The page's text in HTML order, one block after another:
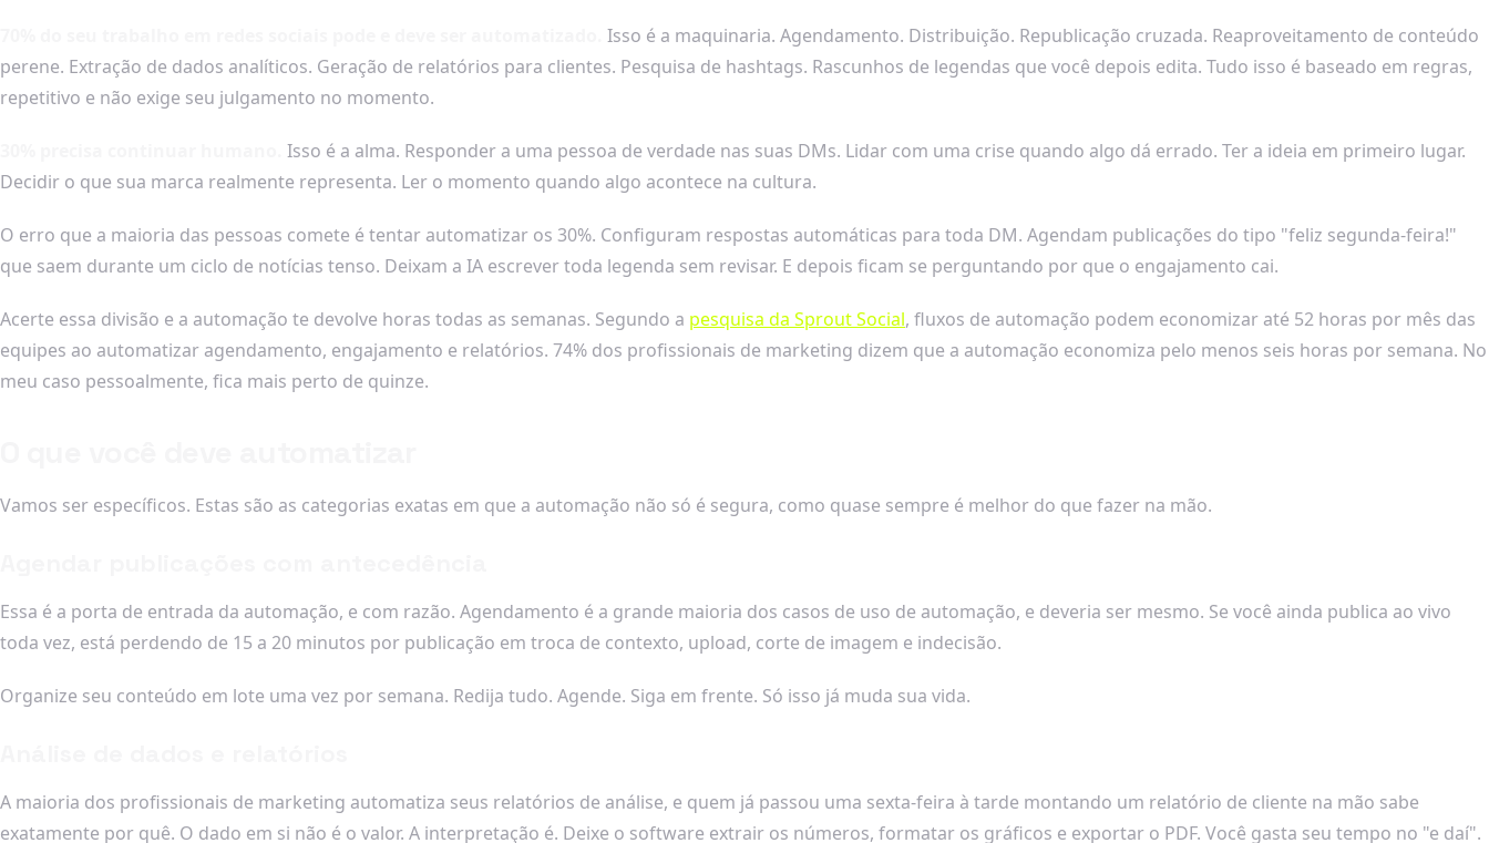
Isso é a maquinaria. Agendamento. Distribuição. Republicação cruzada. Reaproveitamento de conteúdo
perene. Extração de dados analíticos. Geração de relatórios para clientes. Pesquisa de hashtags. Rascunhos de legendas que você depois edita. Tudo isso é baseado em regras,
repetitivo e não exige seu julgamento no momento.
Isso é a alma. Responder a uma pessoa de verdade nas suas DMs. Lidar com uma crise quando algo dá errado. Ter a ideia em primeiro lugar.
Decidir o que sua marca realmente representa. Ler o momento quando algo acontece na cultura.
O erro que a maioria das pessoas comete é tentar automatizar os 30%. Configuram respostas automáticas para toda DM. Agendam publicações do tipo "feliz segunda-feira!"
que saem durante um ciclo de notícias tenso. Deixam a IA escrever toda legenda sem revisar. E depois ficam se perguntando por que o engajamento cai.
Acerte essa divisão e a automação te devolve horas todas as semanas. Segundo a pesquisa da Sprout Social, fluxos de automação podem economizar até 52 horas por mês das
equipes ao automatizar agendamento, engajamento e relatórios. 74% dos profissionais de marketing dizem que a automação economiza pelo menos seis horas por semana. No
meu caso pessoalmente, fica mais perto de quinze.
Vamos ser específicos. Estas são as categorias exatas em que a automação não só é segura, como quase sempre é melhor do que fazer na mão.
Essa é a porta de entrada da automação, e com razão. Agendamento é a grande maioria dos casos de uso de automação, e deveria ser mesmo. Se você ainda publica ao vivo
toda vez, está perdendo de 15 a 20 minutos por publicação em troca de contexto, upload, corte de imagem e indecisão.
Organize seu conteúdo em lote uma vez por semana. Redija tudo. Agende. Siga em frente. Só isso já muda sua vida.
A maioria dos profissionais de marketing automatiza seus relatórios de análise, e quem já passou uma sexta-feira à tarde montando um relatório de cliente na mão sabe
exatamente por quê. O dado em si não é o valor. A interpretação é. Deixe o software extrair os números, formatar os gráficos e exportar o PDF. Você gasta seu tempo no "e daí".